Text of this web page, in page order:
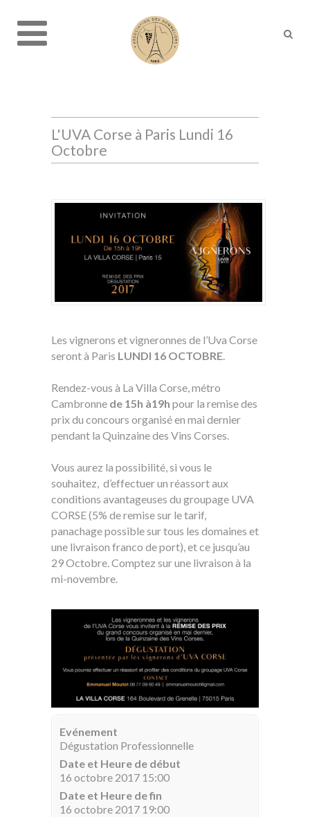
L'UVA Corse à Paris Lundi 16
Octobre
Les vignerons et vigneronnes de l’Uva Corse
seront à Paris LUNDI 16 OCTOBRE
Rendez-vous à La Villa Corse, métro
Cambronne de 15h à19h pour la remise des
prix du concours organisé en mai dernier
pendant la Quinzaine des Vins Corses.
Vous aurez la possibilité, si vous le
souhaitez, d’effectuer un réassort aux
conditions avantageuses du groupage UVA
CORSE (5% de remise sur le tarif,
panachage possible sur tous les domaines et
une livraison franco de port), et ce jusqu’au
29 Octobre. Comptez sur une livraison à la
mi-novembre.
Evénement
Dégustation Professionnelle
Date et Heure de début
16 octobre 2017 15:00
Date et Heure de fin
16 octobre 2017 19:00